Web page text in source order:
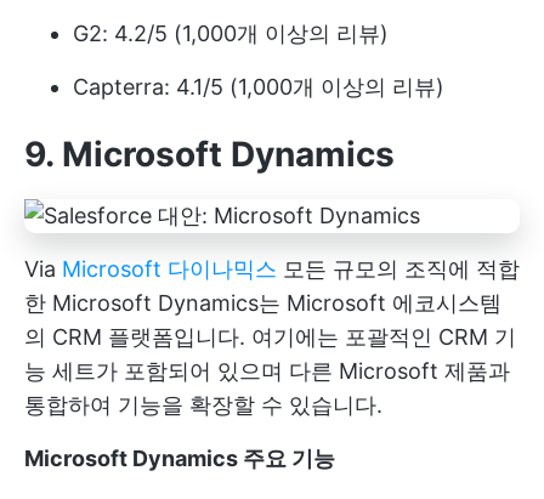
G2: 4.2/5 (1,000개 이상의 리뷰)
Capterra: 4.1/5 (1,000개 이상의 리뷰)
9. Microsoft Dynamics
Via Microsoft 다이나믹스 모든 규모의 조직에 적합
한 Microsoft Dynamics는 Microsoft 에코시스템
의 CRM 플랫폼입니다. 여기에는 포괄적인 CRM 기
능 세트가 포함되어 있으며 다른 Microsoft 제품과
통합하여 기능을 확장할 수 있습니다.
Microsoft Dynamics 주요 기능